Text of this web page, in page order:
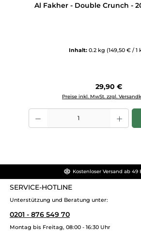
Al Fakher - Double Crunch -
Inhalt: 0.2 kg (149,50 € / 1
Regulärer
29,90 €
Preise inkl. MwSt. zzgl.
Produkt Anzahl: Gib den gewünschten
Kostenloser Versand ab 49
SERVICE-HOTLINE
Unterstützung und Beratung unter:
0201 - 876 549 70
Montag bis Freitag, 08:00 - 16:30 Uhr